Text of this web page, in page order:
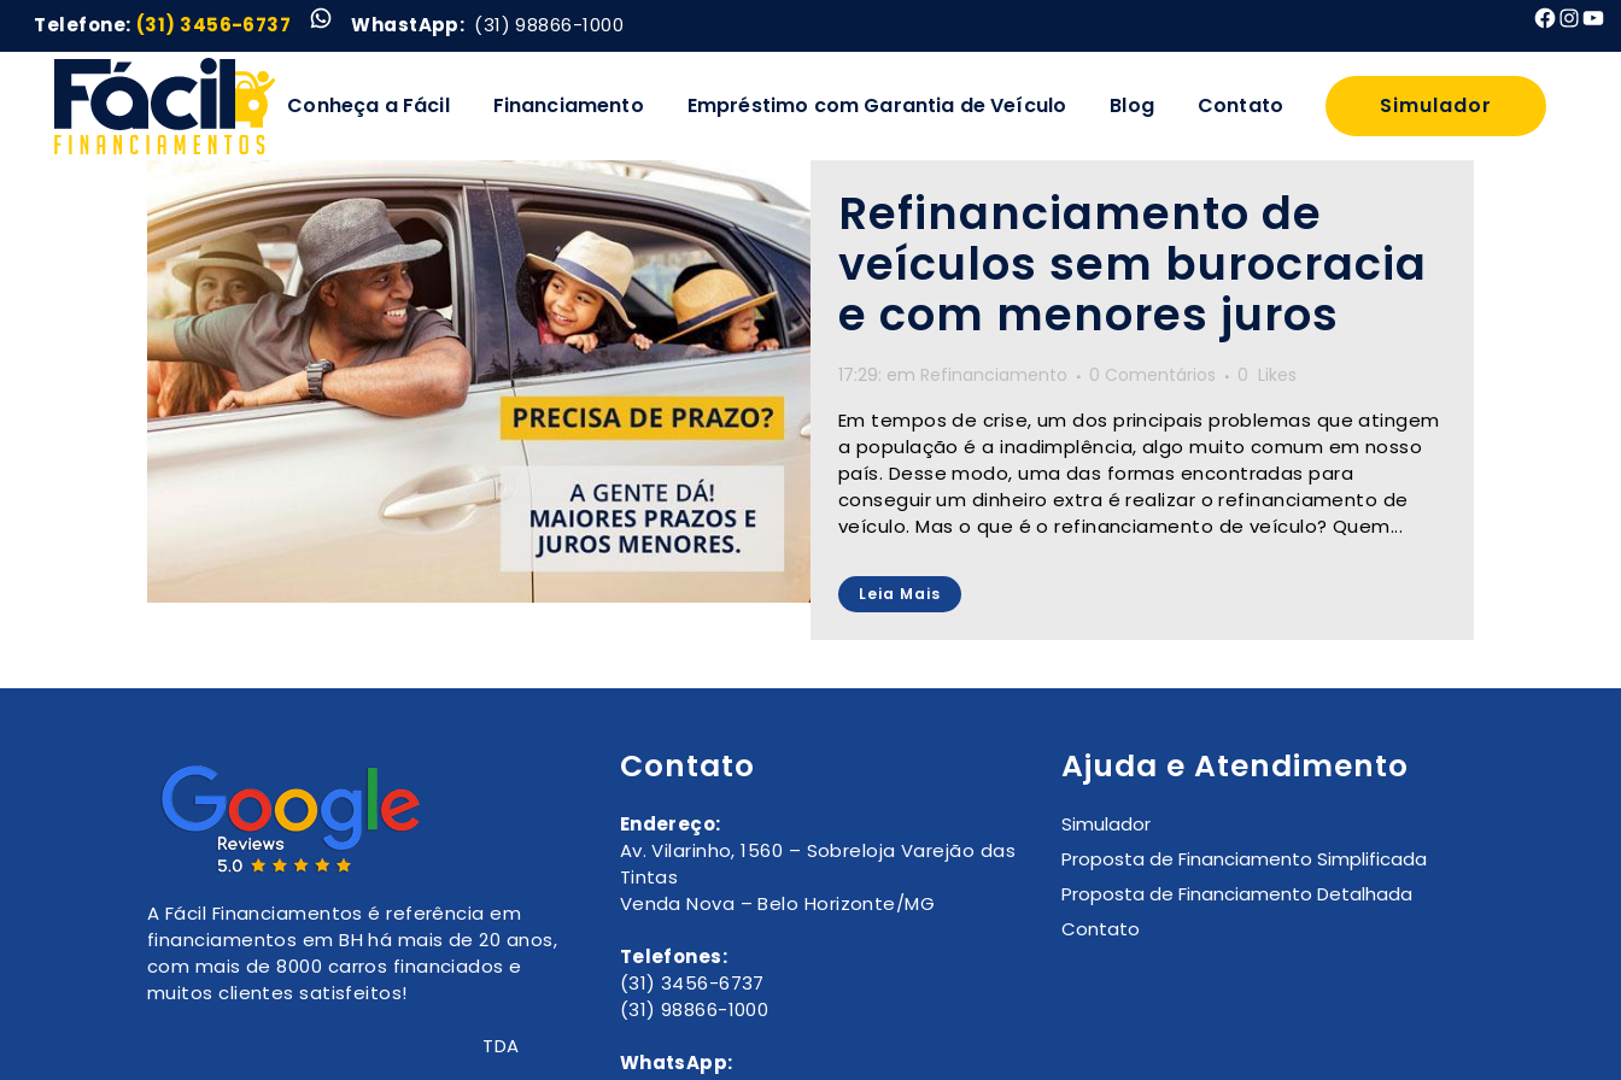
Telefone: (31) 3456-6737 WhatsApp
WhastApp: (31) 98866-1000
Simulador
Conheça a Fácil Financiamento Empréstimo com Garantia de Veículo Blog Contato
Refinanciamento de
veículos sem burocracia
e com menores juros
17:29: em Refinanciamento 0 Comentários 0 Likes
Em tempos de crise, um dos principais problemas que atingem
a população é a inadimplência, algo muito comum em nosso
país. Desse modo, uma das formas encontradas para
conseguir um dinheiro extra é realizar o refinanciamento de
veículo. Mas o que é o refinanciamento de veículo? Quem...
Leia Mais
A Fácil Financiamentos é referência em
financiamentos em BH há mais de 20 anos,
com mais de 8000 carros financiados e
muitos clientes satisfeitos!
MAR E MAR COMERCIO DE VEICULOS LTDA
Contato
Endereço:
Av. Vilarinho, 1560 – Sobreloja Varejão das
Tintas
Venda Nova – Belo Horizonte/MG
Telefones:
(31) 3456-6737
(31) 98866-1000
WhatsApp:
Ajuda e Atendimento
Simulador
Proposta de Financiamento Simplificada
Proposta de Financiamento Detalhada
Contato